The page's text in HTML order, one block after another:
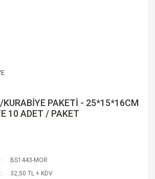
KURABİYE PAKETİ - 25*15*16CM
10 ADET / PAKET
BS1443-MOR
32,50 TL + KDV